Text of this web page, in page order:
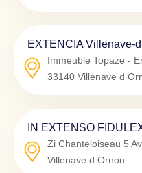
EXTENCIA Villenave-
Immeuble Topaze -
33140 Villenave d
IN EXTENSO
Zi Chanteloiseau 5
Villenave d Ornon